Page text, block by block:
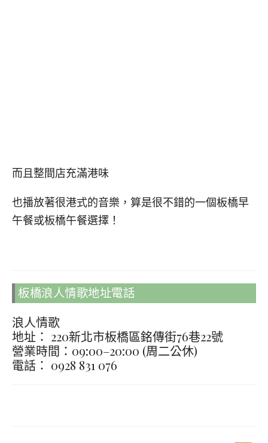
而且整間店充滿港味
也播放著很港式的音樂，算是很不錯的一個板橋早
午餐或板橋午餐選擇！
板橋浪人情歌地址電話
浪人情歌
地址： 220新北市板橋區銘傳街76巷22號
營業時間：09:00–20:00 (周二公休)
電話： 0928 831 076